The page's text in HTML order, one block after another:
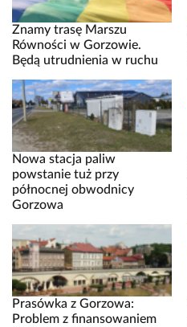
Znamy trasę Marszu
Równości w Gorzowie.
Będą utrudnienia w ruchu
Nowa stacja paliw
powstanie tuż przy
północnej obwodnicy
Gorzowa
Prasówka z Gorzowa:
Problem z finansowaniem